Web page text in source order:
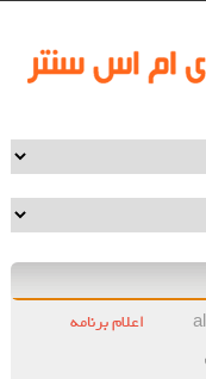
اعلام برنامه